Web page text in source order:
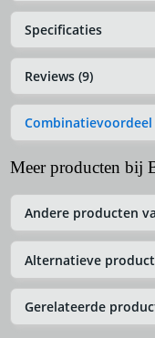
Specificaties
Reviews (9)
Combinatievoordeel
Meer producten bij
Andere producten
Alternatieve
Gerelateerde